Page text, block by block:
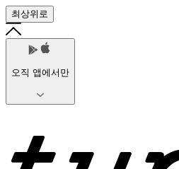
최상위로
오직 앱에서만